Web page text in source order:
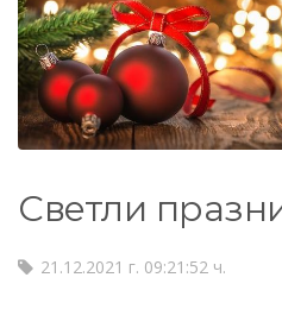
Светли
21.12.2021 г. 09:21:52 ч.